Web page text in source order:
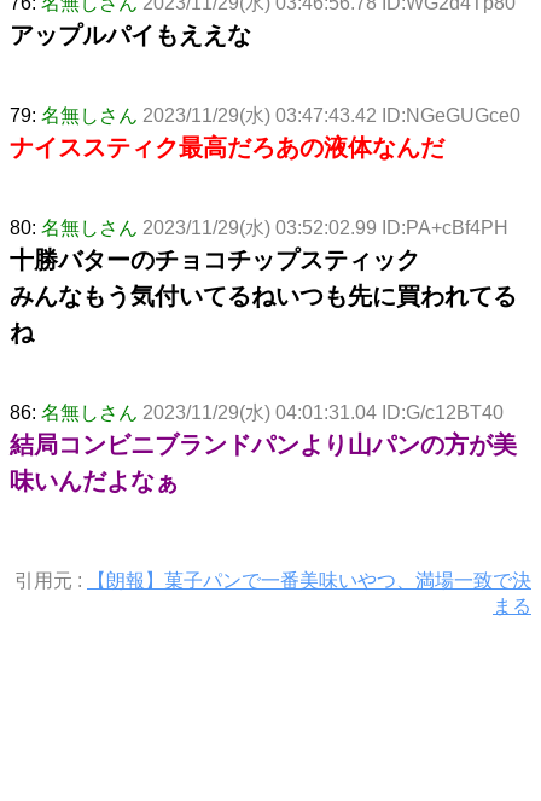
アップルパイもええな
79: 名無しさん 2023/11/29(水) 03:47:43.42 ID:NGeGUGce0
ナイススティク最高だろあの液体なんだ
80: 名無しさん 2023/11/29(水) 03:52:02.99 ID:PA+cBf4PH
十勝バターのチョコチップスティック
みんなもう気付いてるねいつも先に買われてる
ね
86: 名無しさん 2023/11/29(水) 04:01:31.04 ID:G/c12BT40
結局コンビニブランドパンより山パンの方が美
味いんだよなぁ
引用元 :
【朗報】菓子パンで一番美味いやつ、満場一致で決
まる